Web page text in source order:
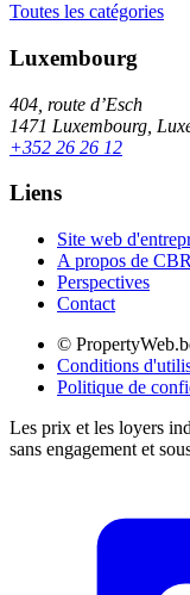
Toutes les catégories
Luxembourg
404, route d’Esch
1471 Luxembourg,
+352 26 26 12
Liens
Site web
A propos de
Perspectives
Contact
©
Conditions
Politique de
Les prix et les loyers
sans engagement et